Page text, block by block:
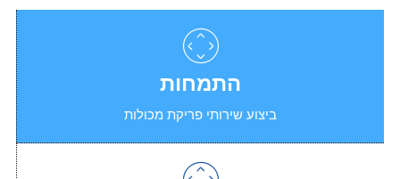
התמחות
ביצוע שירותי פריקת מכולות